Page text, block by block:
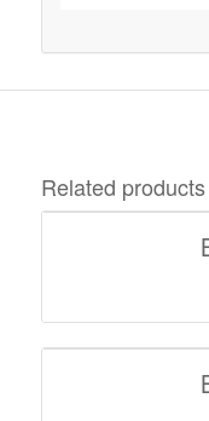
Related products